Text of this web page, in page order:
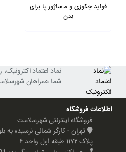
فواید جکوزی و ماساژور پا برای
بدن
نماد اعتماد
شما همراهان
اطلاعات فروشگاه
فروشگاه اینترنتی شهرسلامت
تهران - کارگر شمالی نرسیده به
پلاک ۱۱۷۲ طبقه اول واحد ۶